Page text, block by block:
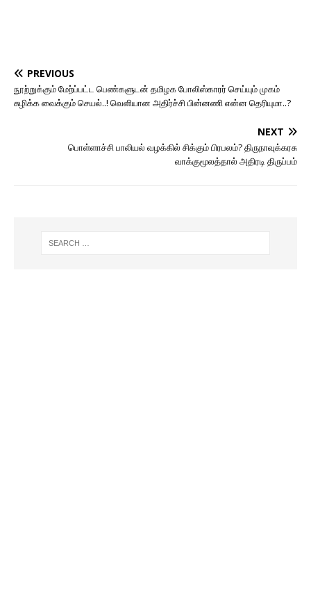
PREVIOUS
நூற்றுக்கும் மேற்ப்பட்ட பெண்களுடன் தமிழக போலிஸ்காரர் செய்யும் முகம்
சுழிக்க வைக்கும் செயல்..! வெளியான அதிர்ச்சி பின்னணி என்ன தெரியுமா..?
NEXT
பொள்ளாச்சி பாலியல் வழக்கில் சிக்கும் பிரபலம்? திருநாவுக்கரசு
வாக்குமூலத்தால் அதிரடி திருப்பம்